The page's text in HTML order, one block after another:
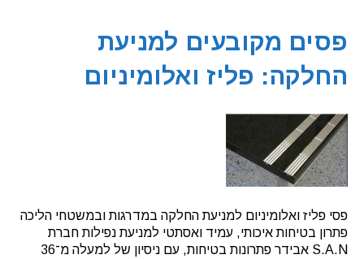
פסים מקובעים למניעת
החלקה: פליז ואלומיניום
פסי פליז ואלומיניום למניעת החלקה במדרגות ובמשטחי הליכה
פתרון בטיחות איכותי, עמיד ואסתטי למניעת נפילות חברת
S.A.N אבידר פתרונות בטיחות, עם ניסיון של למעלה מ־36